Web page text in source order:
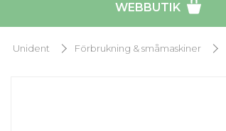
WEBBUTIK
Unident Förbrukning & småmaskiner